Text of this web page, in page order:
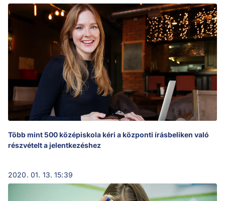
Több mint 500 középiskola kéri a központi írásbeliken való
részvételt a jelentkezéshez
2020. 01. 13. 15:39